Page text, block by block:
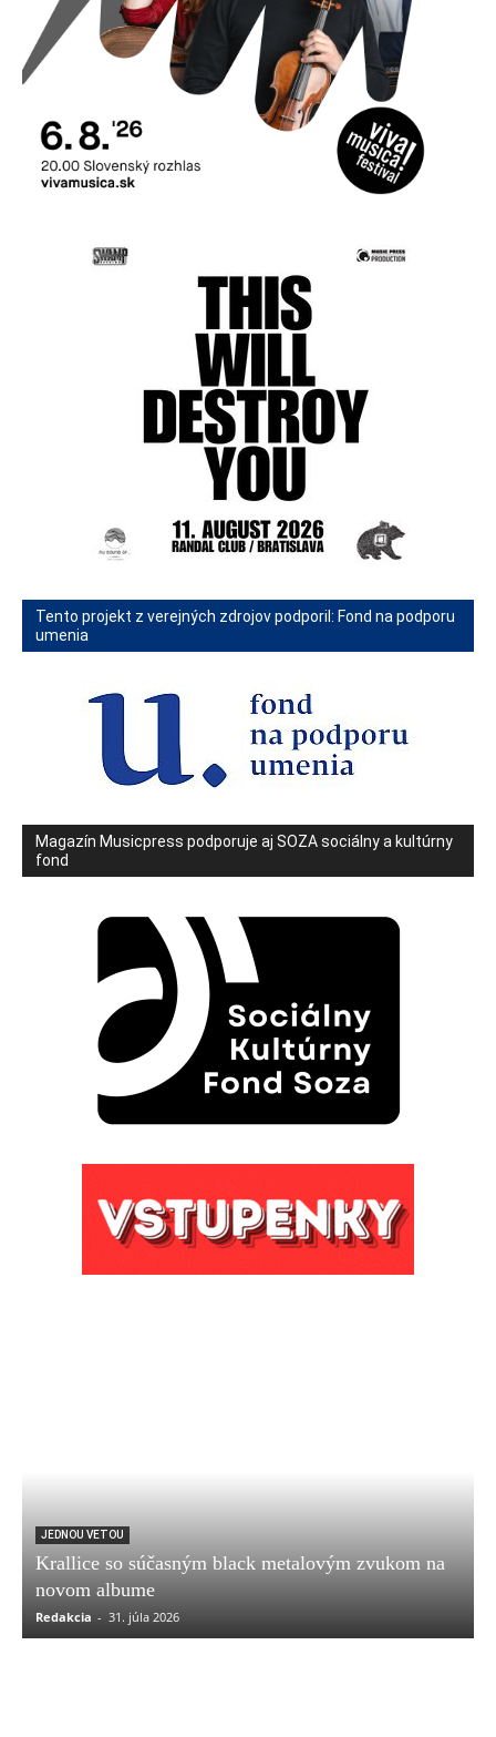
Tento projekt z verejných zdrojov podporil: Fond na podporu
umenia
Magazín Musicpress podporuje aj SOZA sociálny a kultúrny
fond
JEDNOU VETOU
Krallice so súčasným black metalovým zvukom na
novom albume
Redakcia - 31. júla 2026